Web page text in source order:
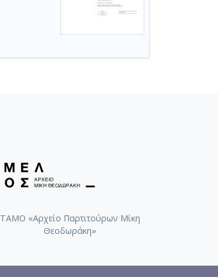
ΤΑΜΟ «Αρχείο Παρτιτούρων Μίκη
Θεοδωράκη»